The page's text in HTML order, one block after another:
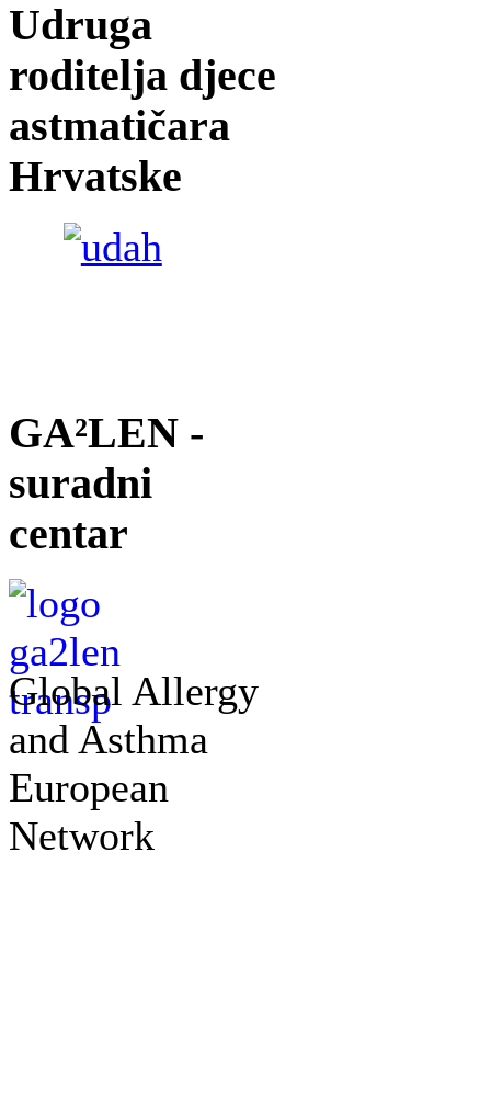
Udruga
roditelja djece
astmatičara
Hrvatske
GA²LEN -
suradni
centar
Global Allergy
and Asthma
European
Network